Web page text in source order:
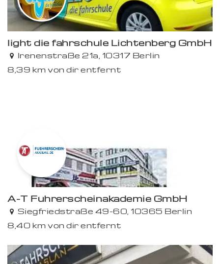
light die fahrschule Lichtenberg GmbH
Irenenstraße 21a, 10317 Berlin
8,39 km von dir entfernt
A-T Führerscheinakademie GmbH
Siegfriedstraße 49-60, 10365 Berlin
8,40 km von dir entfernt